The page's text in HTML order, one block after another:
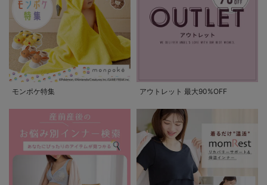
モンポケ特集 アウトレット 最大90%OFF